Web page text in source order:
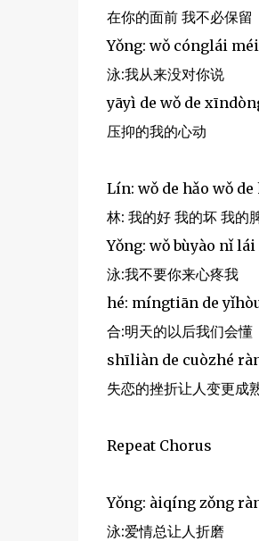
在你的面前 我不必保留
Yǒng: wǒ cónglái
泳:我从来没对你说
yāyì de wǒ de
压抑的我的心动
Lín: wǒ de hǎo wǒ
林: 我的好 我的坏 我的
Yǒng: wǒ bùyào nǐ
泳:我不要你来心疼我
hé: míngtiān de
合:明天的以后我们会懂
shīliàn de cuòzhé
失恋的挫折让人变更成
Repeat Chorus
Yǒng: àiqíng zǒng
泳:爱情总让人折磨